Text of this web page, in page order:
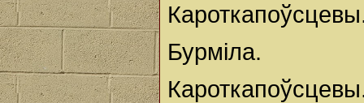
Бурміла.